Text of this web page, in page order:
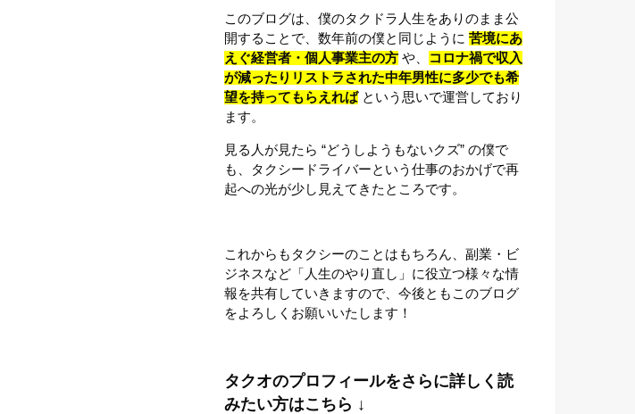
このブログは、僕のタクドラ人生をありのまま公
開することで、数年前の僕と同じように 苦境にあ
えぐ経営者・個人事業主の方 や、
コロナ禍で収入
が減ったりリストラされた中年男性に多少でも希
望を持ってもらえればという思いで運営しており
ます。
見る人が見たら “どうしようもないクズ” の僕で
も、タクシードライバーという仕事のおかげで再
起への光が少し見えてきたところです。
これからもタクシーのことはもちろん、副業・ビ
ジネスなど「人生のやり直し」に役立つ様々な情
報を共有していきますので、今後ともこのブログ
をよろしくお願いいたします！
タクオのプロフィールをさらに詳しく読
みたい方はこちら ↓